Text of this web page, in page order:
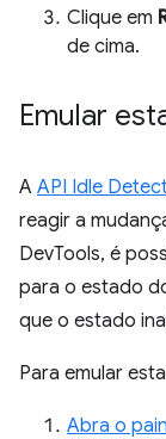
Clique em
de cima.
Emular
A API Idle
reagir a
DevTools, é
para o estado
que o estado
Para emular
Abra o